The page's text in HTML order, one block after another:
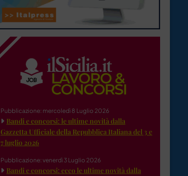
Pubblicazione: mercoledì 8 Luglio 2026
Bandi e concorsi: le ultime novità dalla
Gazzetta Ufficiale della Repubblica Italiana del 3 e
7 luglio 2026
Pubblicazione: venerdì 3 Luglio 2026
Bandi e concorsi: ecco le ultime novità dalla